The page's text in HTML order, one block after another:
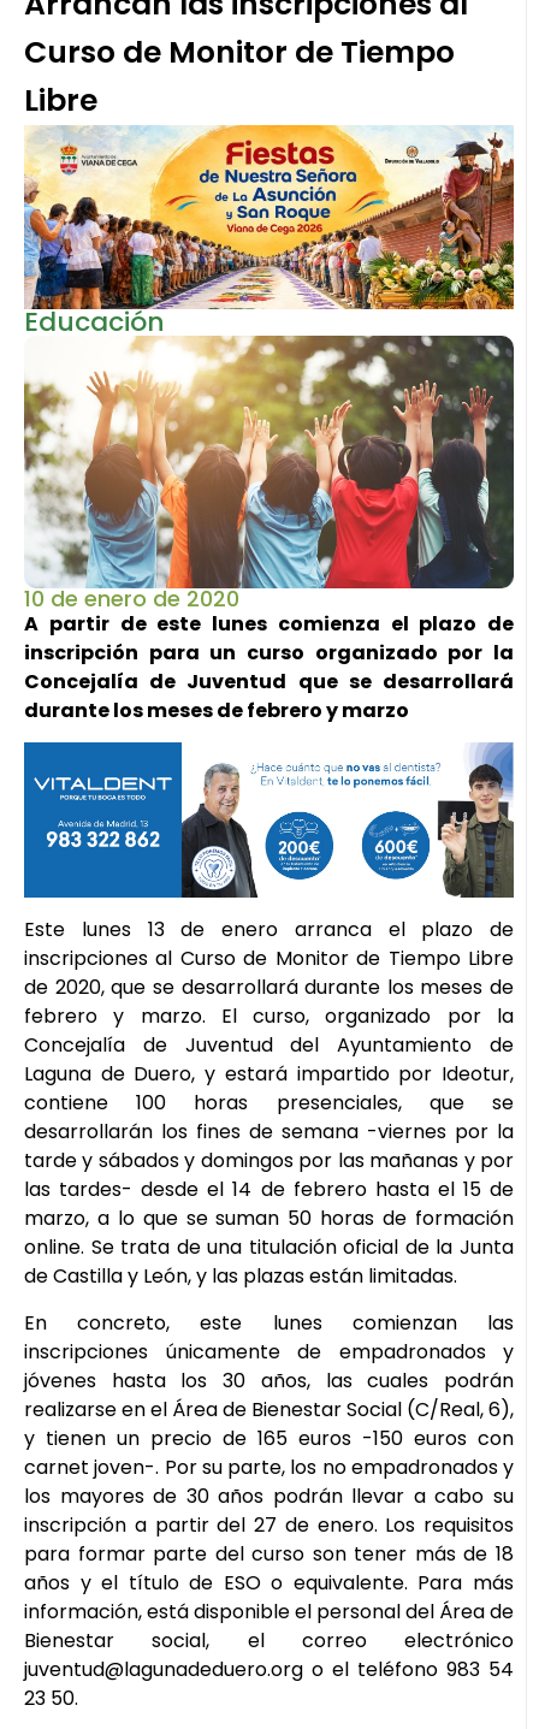
Curso de Monitor de Tiempo
Libre
Educación
10 de enero de 2020
A partir de este lunes comienza el plazo de
inscripción para un curso organizado por la
Concejalía de Juventud que se desarrollará
durante los meses de febrero y marzo
Este lunes 13 de enero arranca el plazo de
inscripciones al Curso de Monitor de Tiempo Libre
de 2020, que se desarrollará durante los meses de
febrero y marzo. El curso, organizado por la
Concejalía de Juventud del Ayuntamiento de
Laguna de Duero, y estará impartido por Ideotur,
contiene 100 horas presenciales, que se
desarrollarán los fines de semana -viernes por la
tarde y sábados y domingos por las mañanas y por
las tardes- desde el 14 de febrero hasta el 15 de
marzo, a lo que se suman 50 horas de formación
online. Se trata de una titulación oficial de la Junta
de Castilla y León, y las plazas están limitadas.
En concreto, este lunes comienzan las
inscripciones únicamente de empadronados y
jóvenes hasta los 30 años, las cuales podrán
realizarse en el Área de Bienestar Social (C/Real, 6),
y tienen un precio de 165 euros -150 euros con
carnet joven-. Por su parte, los no empadronados y
los mayores de 30 años podrán llevar a cabo su
inscripción a partir del 27 de enero. Los requisitos
para formar parte del curso son tener más de 18
años y el título de ESO o equivalente. Para más
información, está disponible el personal del Área de
Bienestar social, el correo electrónico
juventud@lagunadeduero.org o el teléfono 983 54
23 50.